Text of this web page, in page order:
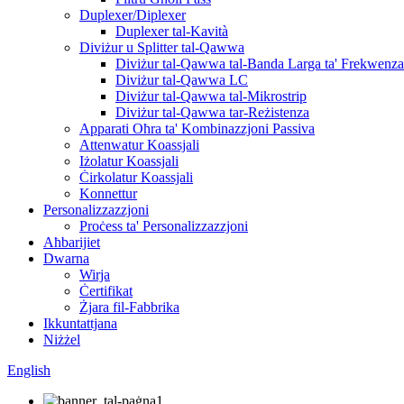
Duplexer/Diplexer
Duplexer tal-Kavità
Diviżur u Splitter tal-Qawwa
Diviżur tal-Qawwa tal-Banda Larga ta'
Diviżur tal-Qawwa LC
Diviżur tal-Qawwa tal-Mikrostrip
Diviżur tal-Qawwa tar-Reżistenza
Apparati Oħra ta' Kombinazzjoni Passiva
Attenwatur Koassjali
Iżolatur Koassjali
Ċirkolatur Koassjali
Konnettur
Personalizzazzjoni
Proċess ta' Personalizzazzjoni
Aħbarijiet
Dwarna
Wirja
Ċertifikat
Żjara fil-Fabbrika
Ikkuntattjana
Niżżel
English